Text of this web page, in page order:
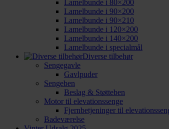
Lamelbunde i 80×200
Lamelbunde i 90×200
Lamelbunde i 90×210
Lamelbunde i 120×200
Lamelbunde i 140×200
Lamelbunde i specialmål
Diverse tilbehør
Sengegavle
Gavlpuder
Sengeben
Beslag & Støtteben
Motor til elevationssenge
Fjernbetjeninger til
Badeværelse